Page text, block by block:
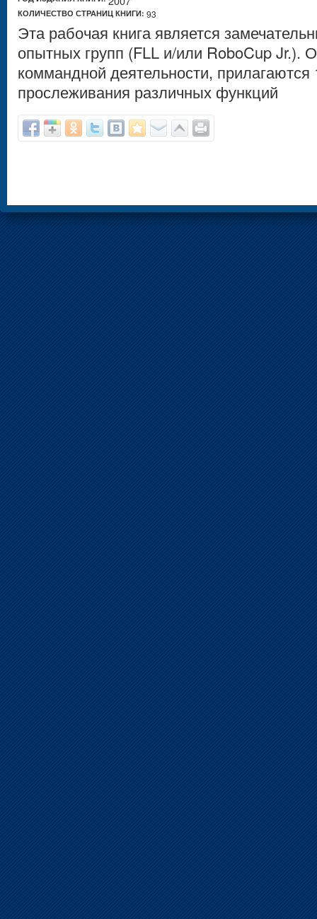
КОЛИЧЕСТВО СТРАНИЦ КНИГИ: 93
Эта рабочая книга является
опытных групп (FLL и/или RoboCup Jr.).
коммандной деятельности,
прослеживания различных функций